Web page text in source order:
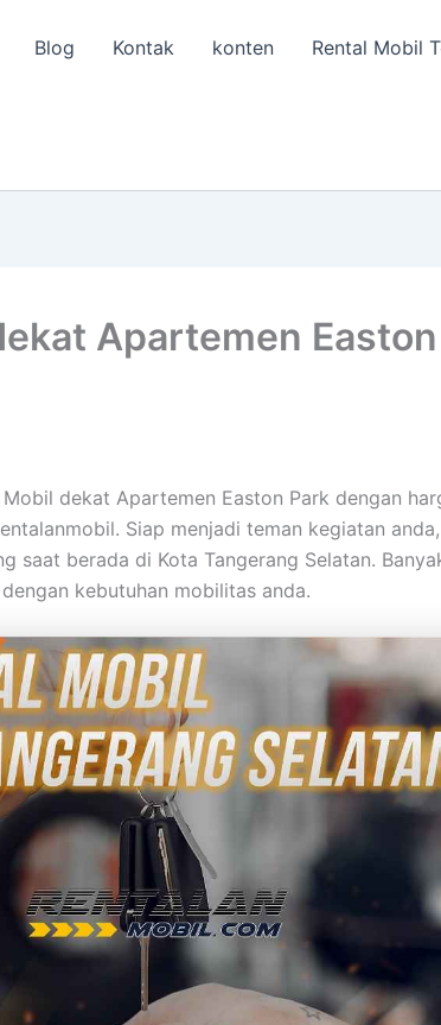
Blog Kontak konten Rental Mobil
Apartemen Easton
dekat Apartemen Easton Park dengan
Siap menjadi teman kegiatan anda,
saat berada di Kota Tangerang Selatan.
kebutuhan mobilitas anda.